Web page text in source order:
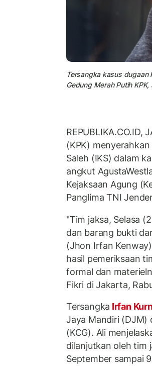
Tersangka kasus dugaan
Gedung Merah Putih
REPUBLIKA.CO.ID,
(KPK)
Saleh (IKS) dalam
angkut
Kejaksaan Agung
Panglima TNI
"Tim jaksa, Selasa
dan barang bukti
(Jhon Irfan
hasil pemeriksaan
formal dan
Fikri di Jakarta,
Tersangka Irfan
Jaya Mandiri (DJM)
(KCG). Ali
dilanjutkan oleh tim
September sampai